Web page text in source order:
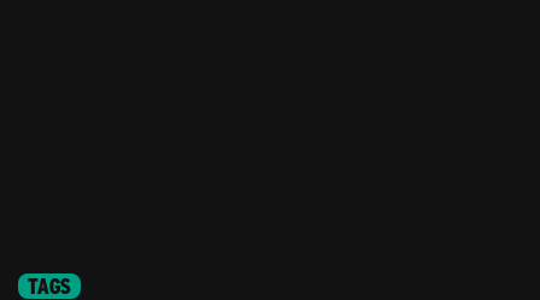
TAGS